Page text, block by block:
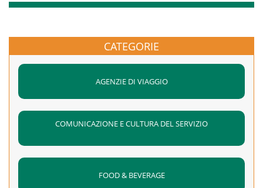
CATEGORIE
AGENZIE DI VIAGGIO
COMUNICAZIONE E CULTURA DEL SERVIZIO
FOOD & BEVERAGE